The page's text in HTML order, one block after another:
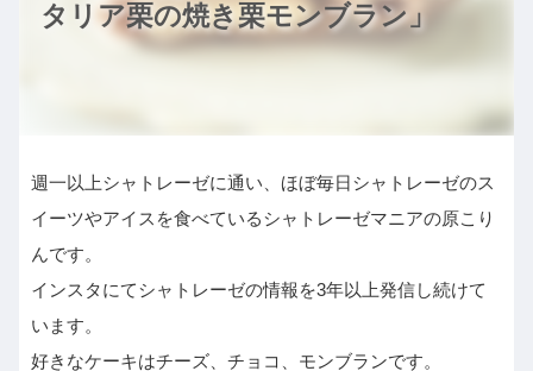
タリア栗の焼き栗モンブラン」
週一以上シャトレーゼに通い、ほぼ毎日シャトレーゼのス
イーツやアイスを食べているシャトレーゼマニアの原こり
んです。
インスタにてシャトレーゼの情報を3年以上発信し続けて
います。
好きなケーキはチーズ、チョコ、モンブランです。